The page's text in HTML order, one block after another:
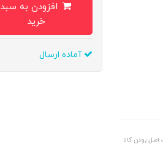
بودن کالا
افزودن به سبد
خرید
آماده ارسال